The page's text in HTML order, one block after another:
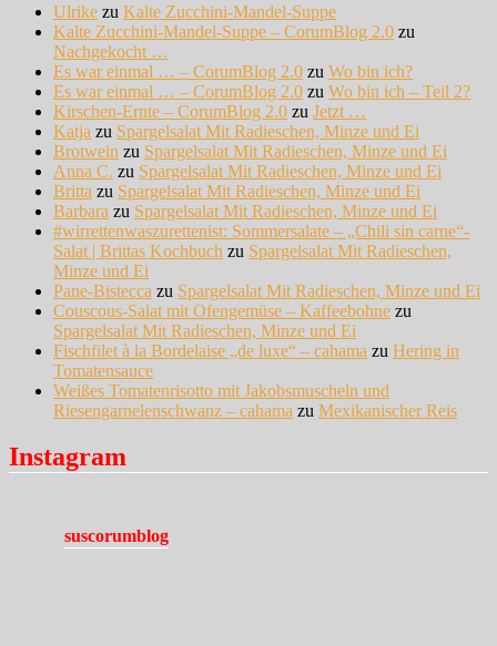
Ulrike zu Kalte Zucchini-Mandel-Suppe
Kalte Zucchini-Mandel-Suppe – CorumBlog 2.0 zu
Nachgekocht …
Es war einmal … – CorumBlog 2.0 zu Wo bin ich?
Es war einmal … – CorumBlog 2.0 zu Wo bin ich – Teil 2?
Kirschen-Ernte – CorumBlog 2.0 zu Jetzt …
Katja zu Spargelsalat Mit Radieschen, Minze und Ei
Brotwein zu Spargelsalat Mit Radieschen, Minze und Ei
Anna C. zu Spargelsalat Mit Radieschen, Minze und Ei
Britta zu Spargelsalat Mit Radieschen, Minze und Ei
Barbara zu Spargelsalat Mit Radieschen, Minze und Ei
#wirrettenwaszurettenist: Sommersalate – „Chili sin carne“-
Salat | Brittas Kochbuch zu Spargelsalat Mit Radieschen,
Minze und Ei
Pane-Bistecca zu Spargelsalat Mit Radieschen, Minze und Ei
Couscous-Salat mit Ofengemüse – Kaffeebohne zu
Spargelsalat Mit Radieschen, Minze und Ei
Fischfilet à la Bordelaise „de luxe“ – cahama zu Hering in
Tomatensauce
Weißes Tomatenrisotto mit Jakobsmuscheln und
Riesengarnelenschwanz – cahama zu Mexikanischer Reis
Instagram
suscorumblog